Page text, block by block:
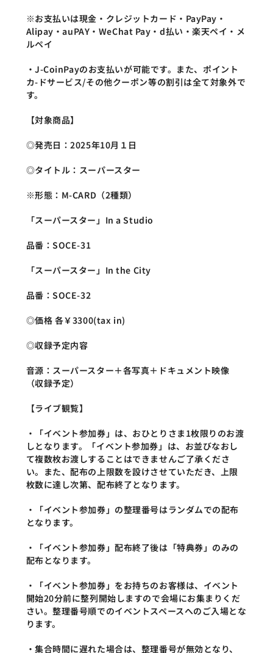
※お支払いは現金・クレジットカード・PayPay・
Alipay・auPAY・WeChat Pay・d払い・楽天ペイ・メ
ルペイ
・J-CoinPayのお支払いが可能です。また、ポイント
カ-ドサービス/その他クーポン等の割引は全て対象外で
す。
【対象商品】
◎発売日：2025年10月１日
◎タイトル：スーパースター
※形態：M-CARD（2種類）
「スーパースター」In a Studio
品番：SOCE-31
「スーパースター」In the City
品番：SOCE-32
◎価格 各￥3300(tax in)
◎収録予定内容
音源：スーパースター＋各写真＋ドキュメント映像
（収録予定）
【ライブ観覧】
・「イベント参加券」は、おひとりさま1枚限りのお渡
しとなります。「イベント参加券」は、お並びなおし
て複数枚お渡しすることはできませんご了承くださ
い。また、配布の上限数を設けさせていただき、上限
枚数に達し次第、配布終了となります。
・「イベント参加券」の整理番号はランダムでの配布
となります。
・「イベント参加券」配布終了後は「特典券」のみの
配布となります。
・「イベント参加券」をお持ちのお客様は、イベント
開始20分前に整列開始しますので会場にお集まりくだ
さい。整理番号順でのイベントスペースへのご入場とな
ります。
・集合時間に遅れた場合は、整理番号が無効となり、